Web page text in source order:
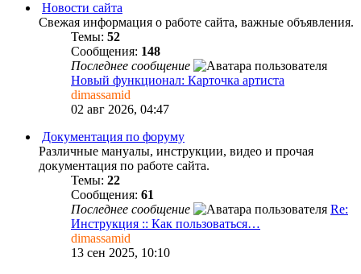
Новости сайта
Свежая информация о работе сайта, важные объявления.
Темы: 52
Сообщения: 148
Последнее сообщение
Новый функционал: Карточка артиста
dimassamid
02 авг 2026, 04:47
Документация по форуму
Различные мануалы, инструкции, видео и прочая
документация по работе сайта.
Темы: 22
Сообщения: 61
Последнее сообщение
Re:
Инструкция :: Как пользоваться…
dimassamid
13 сен 2025, 10:10